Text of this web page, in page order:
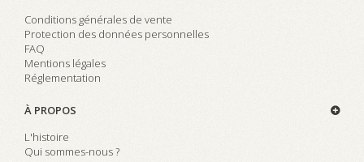
Conditions générales de vente
Protection des données personnelles
FAQ
Mentions légales
Réglementation
À PROPOS
L'histoire
Qui sommes-nous ?